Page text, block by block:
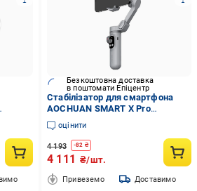
Безкоштовна доставка
в поштомати Епіцентр
Стабілізатор для смартфона
AOCHUAN SMART X Pro
SMARTXPRO-G гімбал Чорний
(582115)
оцінити
4 193 -82 ₴
4 111 ₴/шт.
Привеземо Доставимо